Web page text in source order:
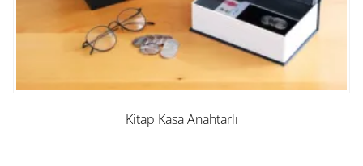
Kitap Kasa Anahtarlı